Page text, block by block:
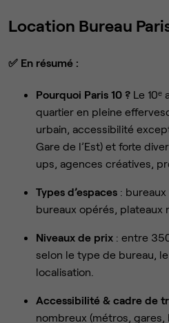
Location Bureau
✅ En résumé :
Pourquoi Paris 10 ? Le
quartier en pleine
urbain, accessibilité
Gare de l’Est) et forte
ups, agences créatives,
Types d’espaces :
bureaux opérés, plateaux
Niveaux de prix : entre
selon le type de bureau,
localisation.
Accessibilité & cadre de
nombreux (métros, gares,